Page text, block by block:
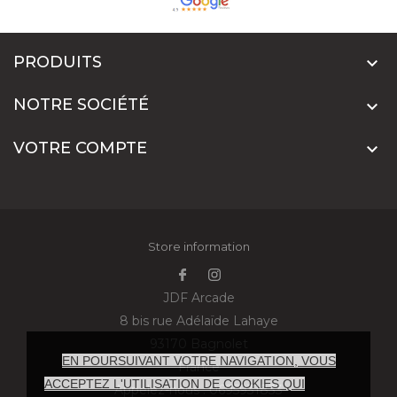
EN POURSUIVANT VOTRE NAVIGATION, VOUS
ACCEPTEZ L'UTILISATION DE COOKIES QUI
PRODUITS 
NOTRE SOCIÉTÉ 
VOTRE COMPTE 
Store information
JDF Arcade
8 bis rue Adélaïde Lahaye
France
Appelez-nous :0695931833